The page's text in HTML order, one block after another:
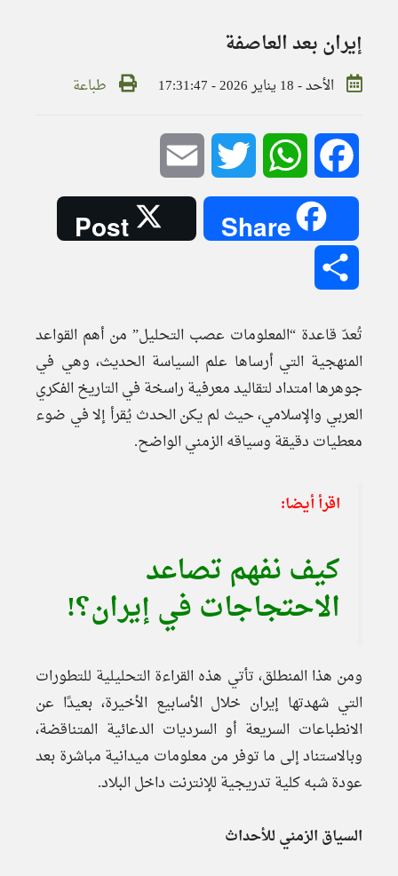
إيران بعد العاصفة
الأحد - 18 يناير 2026 - 17:31:47 طباعة
Facebook
WhatsApp
Twitter
Share
Post
تُعدّ قاعدة “المعلومات عصب التحليل” من أهم القواعد
المنهجية التي أرساها علم السياسة الحديث، وهي في
جوهرها امتداد لتقاليد معرفية راسخة في التاريخ الفكري
العربي والإسلامي، حيث لم يكن الحدث يُقرأ إلا في ضوء
معطيات دقيقة وسياقه الزمني الواضح.
اقرأ أيضا:
كيف نفهم تصاعد
الاحتجاجات في إيران؟!
ومن هذا المنطلق، تأتي هذه القراءة التحليلية للتطورات
التي شهدتها إيران خلال الأسابيع الأخيرة، بعيدًا عن
الانطباعات السريعة أو السرديات الدعائية المتناقضة،
وبالاستناد إلى ما توفر من معلومات ميدانية مباشرة بعد
عودة شبه كلية تدريجية للإنترنت داخل البلاد.
السياق الزمني للأحداث